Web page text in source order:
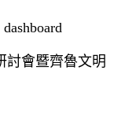
dashboard
討會暨齊魯文明